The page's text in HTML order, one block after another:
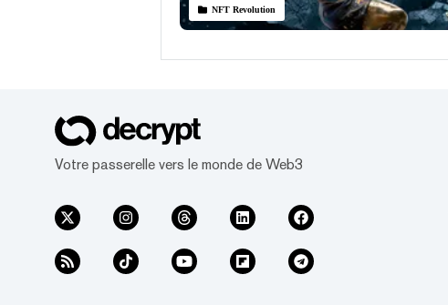
NFT Revolution
Votre passerelle vers le monde de Web3